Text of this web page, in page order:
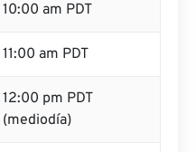
10:00 am PDT
11:00 am PDT
12:00 pm PDT
(mediodía)